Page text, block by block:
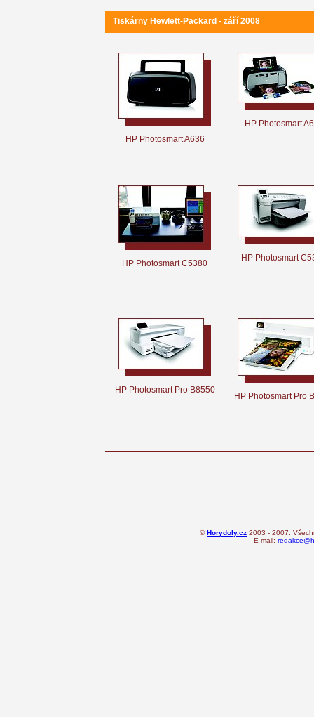
Tiskárny Hewlett-Packard - září 2008
HP Photosmart A636
HP Photosmart
HP Photosmart C5380
HP Photosmart
HP Photosmart Pro B8550
HP Photosmart Pro
©Horydoly.cz 2003 - 2007.
E-mail: